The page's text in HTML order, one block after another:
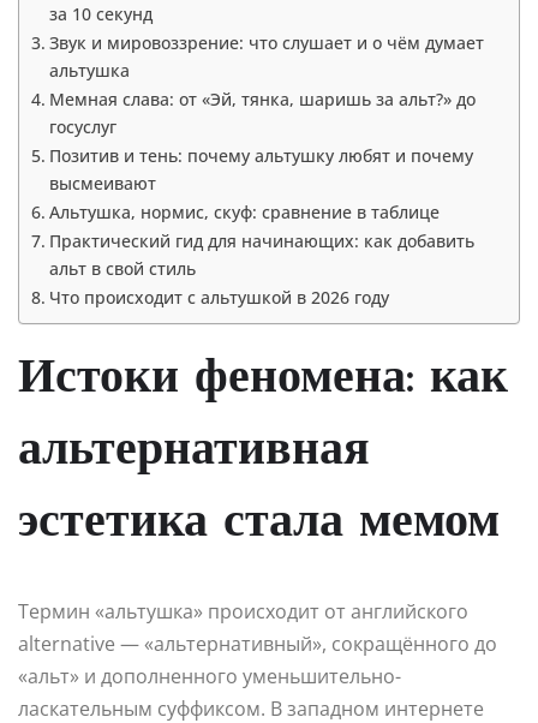
за 10 секунд
Звук и мировоззрение: что слушает и о чём думает
альтушка
Мемная слава: от «Эй, тянка, шаришь за альт?» до
госуслуг
Позитив и тень: почему альтушку любят и почему
высмеивают
Альтушка, нормис, скуф: сравнение в таблице
Практический гид для начинающих: как добавить
альт в свой стиль
Что происходит с альтушкой в 2026 году
Истоки феномена: как
альтернативная
эстетика стала мемом
Термин «альтушка» происходит от английского
alternative — «альтернативный», сокращённого до
«альт» и дополненного уменьшительно-
ласкательным суффиксом. В западном интернете